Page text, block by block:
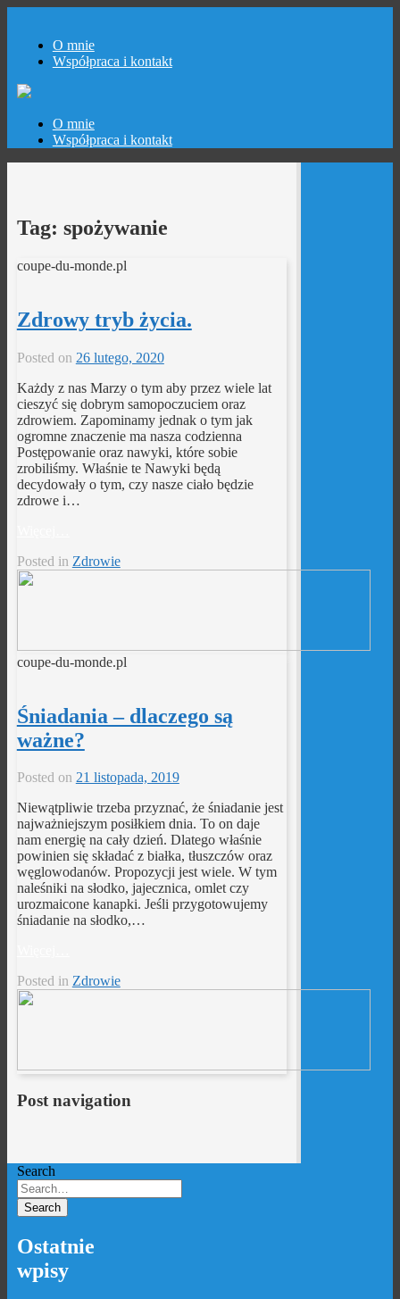
O mnie
Współpraca i kontakt
Skip
O mnie
Współpraca i kontakt
Tag: spożywanie
coupe-du-monde.pl
Zdrowy tryb życia.
Posted on 26 lutego, 2020
Każdy z nas Marzy o tym aby przez wiele lat
cieszyć się dobrym samopoczuciem oraz
zdrowiem. Zapominamy jednak o tym jak
ogromne znaczenie ma nasza codzienna
Postępowanie oraz nawyki, które sobie
zrobiliśmy. Właśnie te Nawyki będą
decydowały o tym, czy nasze ciało będzie
zdrowe i…
Posted in Zdrowie
coupe-du-monde.pl
Śniadania – dlaczego są
ważne?
Posted on 21 listopada, 2019
Niewątpliwie trzeba przyznać, że śniadanie jest
najważniejszym posiłkiem dnia. To on daje
nam energię na cały dzień. Dlatego właśnie
powinien się składać z białka, tłuszczów oraz
węglowodanów. Propozycji jest wiele. W tym
naleśniki na słodko, jajecznica, omlet czy
urozmaicone kanapki. Jeśli przygotowujemy
śniadanie na słodko,…
Posted in Zdrowie
Post navigation
Search
Ostatnie
wpisy